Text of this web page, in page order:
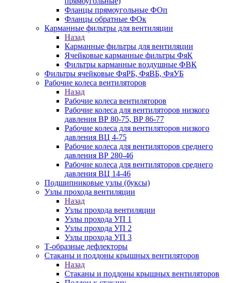
Фланцы прямоугольные ФОп
Фланцы обратные ФОк
Карманные фильтры для вентиляции
Назад
Карманные фильтры для вентиляции
Ячейковые карманные фильтры ФяК
Фильтры карманные воздушные ФВК
Фильтры ячейковые ФяРБ, ФяВБ, ФяУБ
Рабочие колеса вентиляторов
Назад
Рабочие колеса вентиляторов
Рабочие колеса для вентиляторов низкого
давления ВР 80-75, ВР 86-77
Рабочие колеса для вентиляторов низкого
давления ВЦ 4-75
Рабочие колеса для вентиляторов среднего
давления ВР 280-46
Рабочие колеса для вентиляторов среднего
давления ВЦ 14-46
Подшипниковые узлы (буксы)
Узлы прохода вентиляции
Назад
Узлы прохода вентиляции
Узлы прохода УП 1
Узлы прохода УП 2
Узлы прохода УП 3
Т-образные дефлекторы
Стаканы и поддоны крышных вентиляторов
Назад
Стаканы и поддоны крышных вентиляторов